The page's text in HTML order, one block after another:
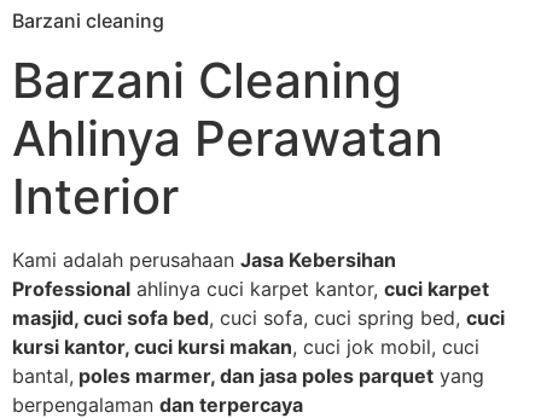
Skip
content
Barzani cleaning
Barzani Cleaning
Ahlinya Perawatan
Interior
Kami adalah perusahaan Jasa Kebersihan
Professional ahlinya cuci karpet kantor, cuci karpet
masjid, cuci sofa bed, cuci sofa, cuci spring bed, cuci
kursi kantor, cuci kursi makan, cuci jok mobil, cuci
bantal, poles marmer, dan jasa poles parquet yang
berpengalaman dan terpercaya